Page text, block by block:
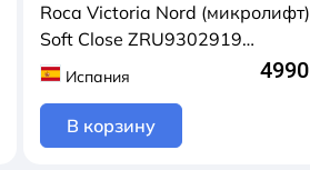
Roca Victoria Nord (микролифт)
Soft Close ZRU9302919
быстросъемное
Испания 4990
В корзину